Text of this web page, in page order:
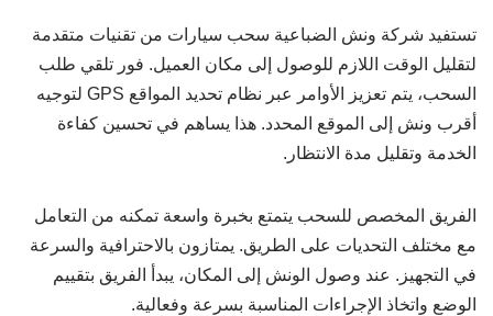
تستفيد شركة ونش الضباعية سحب سيارات من تقنيات متقدمة
لتقليل الوقت اللازم للوصول إلى مكان العميل. فور تلقي طلب
السحب، يتم تعزيز الأوامر عبر نظام تحديد المواقع GPS لتوجيه
أقرب ونش إلى الموقع المحدد. هذا يساهم في تحسين كفاءة
الخدمة وتقليل مدة الانتظار.
الفريق المخصص للسحب يتمتع بخبرة واسعة تمكنه من التعامل
مع مختلف التحديات على الطريق. يمتازون بالاحترافية والسرعة
في التجهيز. عند وصول الونش إلى المكان، يبدأ الفريق بتقييم
الوضع واتخاذ الإجراءات المناسبة بسرعة وفعالية.